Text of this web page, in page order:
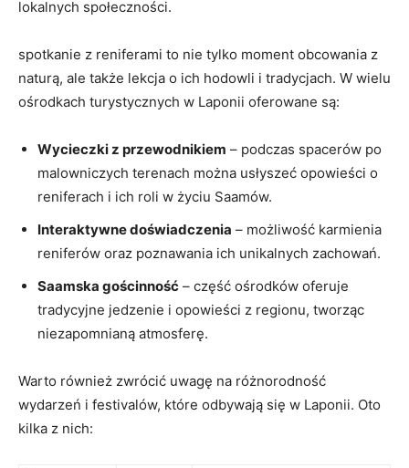
lokalnych społeczności.
spotkanie z reniferami to nie tylko moment obcowania z
naturą, ale także lekcja o ich hodowli i tradycjach. W wielu
ośrodkach turystycznych w Laponii oferowane są:
Wycieczki z przewodnikiem – podczas spacerów po
malowniczych terenach można usłyszeć opowieści o
reniferach i ich roli w życiu Saamów.
Interaktywne doświadczenia – możliwość karmienia
reniferów oraz poznawania ich unikalnych zachowań.
Saamska gościnność – część ośrodków oferuje
tradycyjne jedzenie i opowieści z regionu, tworząc
niezapomnianą atmosferę.
Warto również zwrócić uwagę na różnorodność
wydarzeń i festivalów, które odbywają się w Laponii. Oto
kilka z nich: